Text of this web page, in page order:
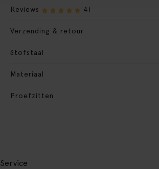
Reviews (4)
Verzending & retour
Stofstaal
Materiaal
Proefzitten
Service